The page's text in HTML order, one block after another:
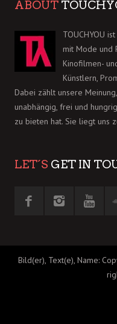
ABOUT
TOUCHYOU
mit Mode und
Kinofilmen-
Künstlern,
Dabei zählt unsere
unabhängig, frei und
zu bieten hat. Sie liegt uns
LET´S GET IN
Bild(er), Text(e), Name: